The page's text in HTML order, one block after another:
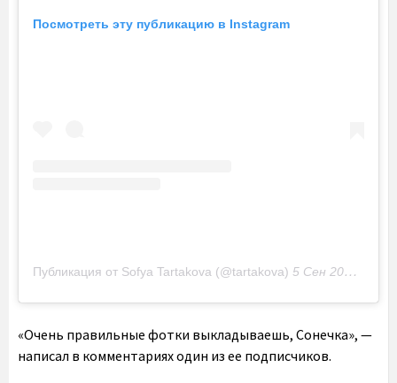
Посмотреть эту публикацию в Instagram
Публикация от Sofya Tartakova (@tartakova) 5 Сен 2020 в 6:50 PDT
«Очень правильные фотки выкладываешь, Сонечка», —
написал в комментариях один из ее подписчиков.